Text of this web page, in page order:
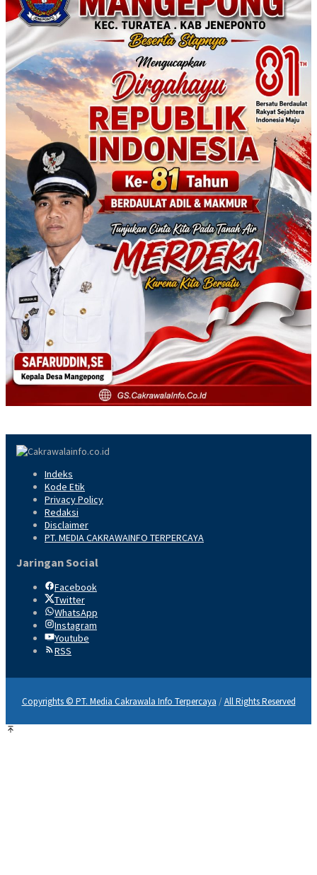
Indeks
Kode Etik
Privacy Policy
Redaksi
Disclaimer
PT. MEDIA CAKRAWAINFO TERPERCAYA
Jaringan Social
Facebook
Twitter
WhatsApp
Instagram
Youtube
RSS
Copyrights © PT. Media Cakrawala Info Terpercaya /All Rights Reserved